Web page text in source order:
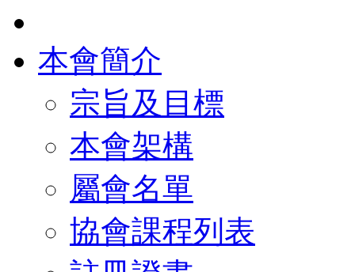
本會簡介
宗旨及目標
本會架構
屬會名單
協會課程列表